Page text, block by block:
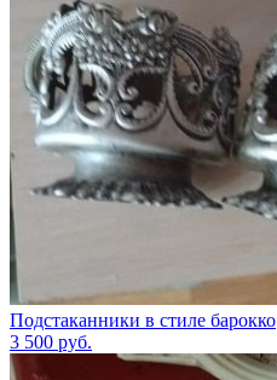
Подстаканники в стиле барокко
3 500 руб.